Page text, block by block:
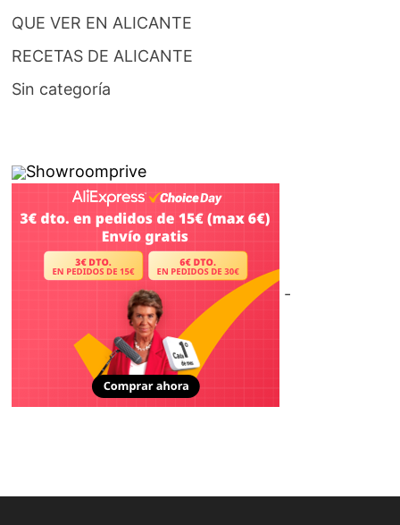
QUE VER EN ALICANTE
RECETAS DE ALICANTE
Sin categoría
Showroomprive
-